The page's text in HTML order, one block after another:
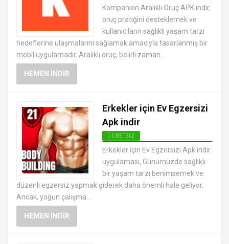
ANDROID SAĞLIK VE FITNESS
UYGULAMALARI APK
Kompanion Aralıklı Oruç APK indir,
oruç pratiğini desteklemek ve
kullanıcıların sağlıklı yaşam tarzı
hedeflerine ulaşmalarını sağlamak amacıyla tasarlanmış bir
mobil uygulamadır. Aralıklı oruç, belirli zaman...
HEMEN İNDIR
Erkekler için Ev Egzersizi
Apk indir
ÜCRETSIZ
ANDROID SAĞLIK VE FITNESS
UYGULAMALARI APK
Erkekler için Ev Egzersizi Apk indir
uygulaması, Günümüzde sağlıklı
bir yaşam tarzı benimsemek ve
düzenli egzersiz yapmak giderek daha önemli hale geliyor.
Ancak, yoğun çalışma...
HEMEN İNDIR